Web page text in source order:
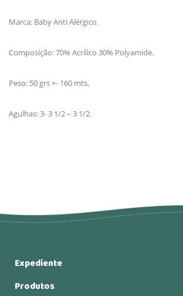
Marca: Baby Anti Alérgico.
Composição: 70% Acrílico 30% Polyamide.
Peso: 50 grs +- 160 mts.
Agulhas: 3- 3 1/2 – 3 1/2.
Expediente
Produtos